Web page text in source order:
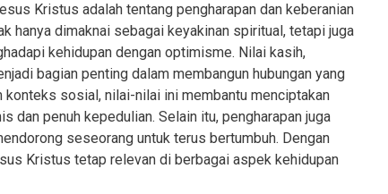
Kristus adalah tentang pengharapan dan keberanian
hanya dimaknai sebagai keyakinan spiritual, tetapi juga
kehidupan dengan optimisme. Nilai kasih,
bagian penting dalam membangun hubungan yang
konteks sosial, nilai-nilai ini membantu menciptakan
dan penuh kepedulian. Selain itu, pengharapan juga
seseorang untuk terus bertumbuh. Dengan
Kristus tetap relevan di berbagai aspek kehidupan